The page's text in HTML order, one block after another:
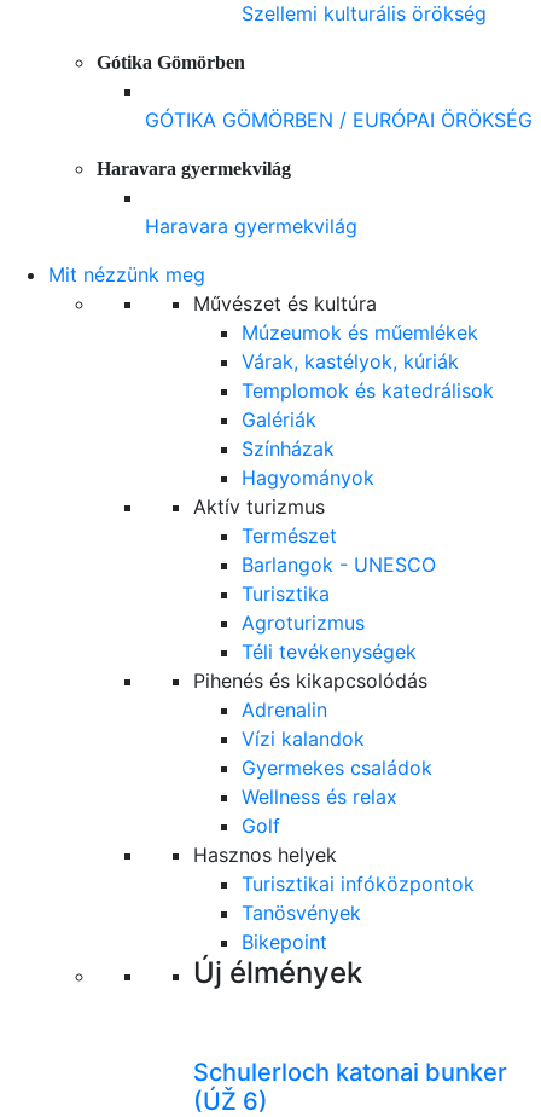
Szellemi kulturális örökség
Gótika Gömörben
GÓTIKA GÖMÖRBEN / EURÓPAI ÖRÖKSÉG
Haravara gyermekvilág
Haravara gyermekvilág
Mit nézzünk meg
Művészet és kultúra
Múzeumok és műemlékek
Várak, kastélyok, kúriák
Templomok és katedrálisok
Galériák
Színházak
Hagyományok
Aktív turizmus
Természet
Barlangok - UNESCO
Turisztika
Agroturizmus
Téli tevékenységek
Pihenés és kikapcsolódás
Adrenalin
Vízi kalandok
Gyermekes családok
Wellness és relax
Golf
Hasznos helyek
Turisztikai infóközpontok
Tanösvények
Bikepoint
Új élmények
Schulerloch katonai bunker
(ÚŽ 6)